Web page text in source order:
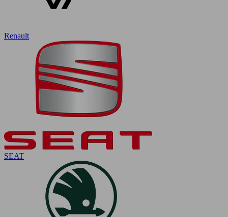
Renault
SEAT